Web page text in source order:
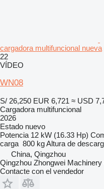
cargadora multifuncional nueva
22
VÍDEO
WN08
S/ 26,250 EUR 6,721 ≈ USD
Cargadora multifuncional
2026
Estado nuevo
Potencia 12 kW (16.33 Hp)
carga 800 kgAltura de
China, Qingzhou
Qingzhou Zhongwei Machinery
Contacte con el vendedor